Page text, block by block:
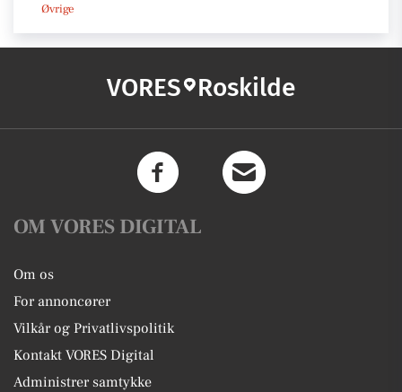
Øvrige
VORES Roskilde
OM VORES DIGITAL
Om os
For annoncører
Vilkår og Privatlivspolitik
Kontakt VORES Digital
Administrer samtykke